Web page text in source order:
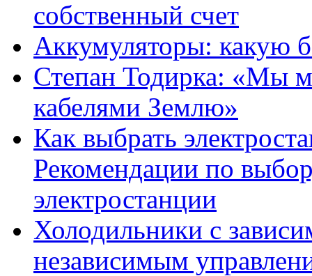
собственный счет
Аккумуляторы: какую
Степан Тодирка: «Мы
кабелями Землю»
Как выбрать
Рекомендации по
электростанции
Холодильники с
независимым